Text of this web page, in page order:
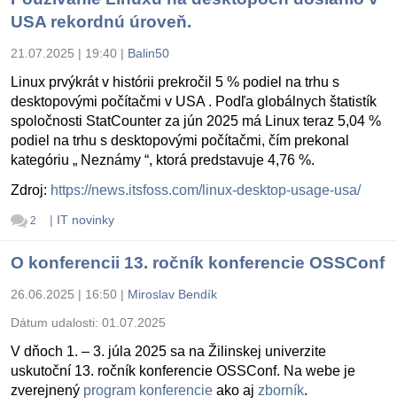
USA rekordnú úroveň.
21.07.2025 | 19:40 | Balin50
Linux prvýkrát v histórii prekročil 5 % podiel na trhu s
desktopovými počítačmi v USA . Podľa globálnych štatistík
spoločnosti StatCounter za jún 2025 má Linux teraz 5,04 %
podiel na trhu s desktopovými počítačmi, čím prekonal
kategóriu „ Neznámy “, ktorá predstavuje 4,76 %.
Zdroj: https://news.itsfoss.com/linux-desktop-usage-usa/
2 | IT novinky
O konferencii 13. ročník konferencie OSSConf
26.06.2025 | 16:50 | Miroslav Bendík
Dátum udalosti: 01.07.2025
V dňoch 1. – 3. júla 2025 sa na Žilinskej univerzite
uskutoční 13. ročník konferencie OSSConf. Na webe je
zverejnený program konferencie ako aj zborník.